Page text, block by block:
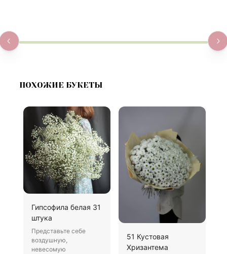
ПОХОЖИЕ БУКЕТЫ
Гипсофила белая 31
штука
Представьте себе
воздушную,
невесомую
51 Кустовая
Хризантема